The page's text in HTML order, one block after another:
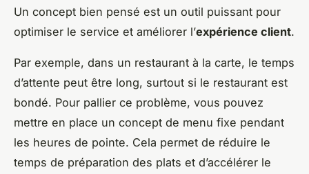
Un concept bien pensé est un outil puissant pour
optimiser le service et améliorer l’expérience client.
Par exemple, dans un restaurant à la carte, le temps
d’attente peut être long, surtout si le restaurant est
bondé. Pour pallier ce problème, vous pouvez
mettre en place un concept de menu fixe pendant
les heures de pointe. Cela permet de réduire le
temps de préparation des plats et d’accélérer le